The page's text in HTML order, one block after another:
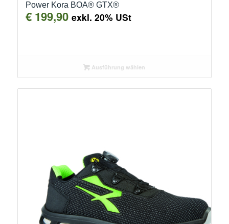
Power Kora BOA® GTX®
€199,90 exkl. 20% USt
Ausführung wählen